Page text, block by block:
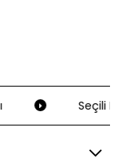
Seçili